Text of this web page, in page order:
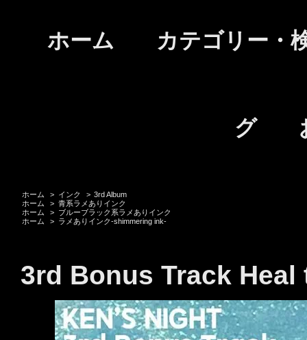
ホーム カテゴリー・
グ
ホーム > インク > 3rd Album
ホーム
> 青系ラメありインク
ホーム
> ブルーブラック系ラメありインク
ホーム
> ラメありインク-shimmering ink-
3rd Bonus Track Heal